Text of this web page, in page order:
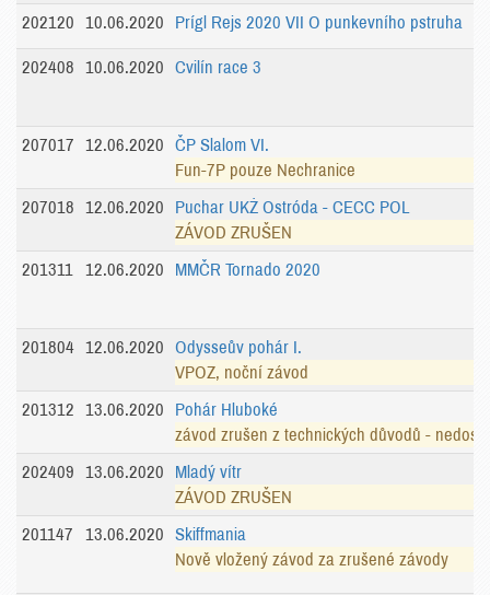
202120
10.06.2020 Prígl Rejs 2020 VII O punkevního pstruha
202408 10.06.2020 Cvilín race 3
207017 12.06.2020
ČP Slalom VI.
Fun-7P pouze Nechranice
207018
12.06.2020
Puchar UKŻ Ostróda - CECC POL
ZÁVOD ZRUŠEN
201311
12.06.2020 MMČR Tornado 2020
201804 12.06.2020
Odysseův pohár I.
VPOZ, noční závod
201312
13.06.2020
Pohár Hluboké
závod zrušen z technických důvodů -
202409
13.06.2020
Mladý vítr
ZÁVOD ZRUŠEN
201147
13.06.2020
Skiffmania
Nově vložený závod za zrušené závody